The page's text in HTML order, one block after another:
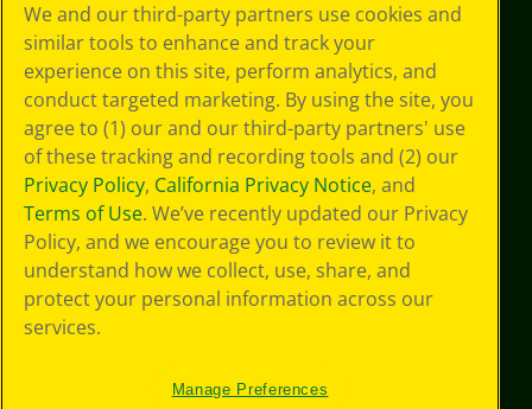
de privacidad
Política de
privacidad
Términos de SMS
GDPR
Aviso de
privacidad de CA
Cookie
Preferences
Condiciones de
uso
Accesibilidad web
Mapa del sitio
We and our third-party partners use cookies and
similar tools to enhance and track your
experience on this site, perform analytics, and
conduct targeted marketing. By using the site, you
agree to (1) our and our third-party partners' use
of these tracking and recording tools and (2) our
Privacy Policy, California Privacy Notice, and
Terms of Use. We’ve recently updated our Privacy
Policy, and we encourage you to review it to
understand how we collect, use, share, and
protect your personal information across our
services.
Manage Preferences